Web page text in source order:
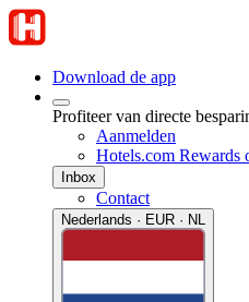
Download de app
Profiteer van directe
Aanmelden
Hotels.com Rewards
Inbox
Contact
Nederlands · EUR · NL